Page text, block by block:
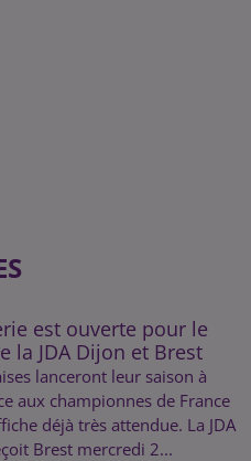
est ouverte pour le
la JDA Dijon et Brest
lanceront leur saison à
aux championnes de France
déjà très attendue. La JDA
Brest mercredi 2...